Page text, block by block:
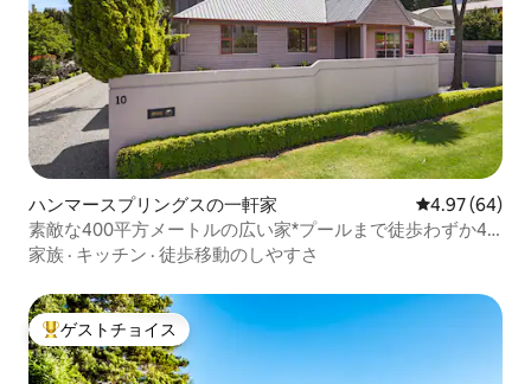
ハンマースプリングスの一軒家 レビュー64
4.97 (64)
素敵な400平方メートルの広い家*プールまで徒歩わずか4
分*
家族 · キッチン · 徒歩移動のしやすさ
大好評のゲストチョイスです。
ゲストチョイス